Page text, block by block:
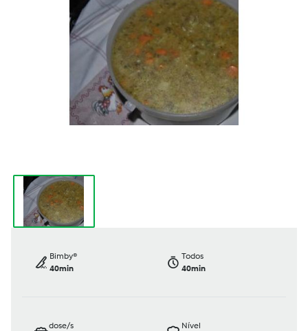
Bimby®
40min
Todos
40min
dose/s
Nível